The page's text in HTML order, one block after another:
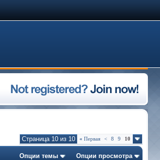
Страница 10 из 10 « Первая < 8 9 10
Опции темы Опции просмотра